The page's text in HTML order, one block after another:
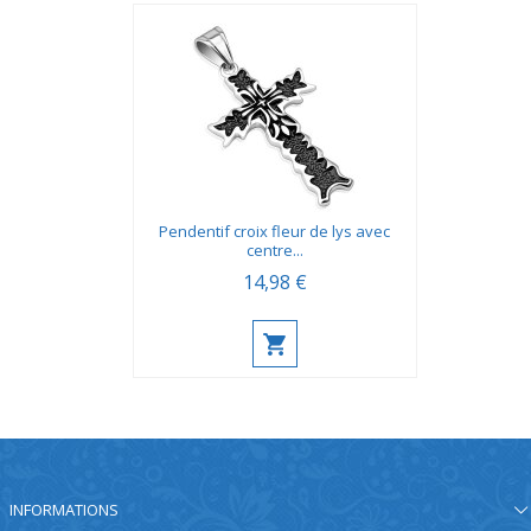
Pendentif croix fleur de lys avec
centre...
14,98 €
INFORMATIONS